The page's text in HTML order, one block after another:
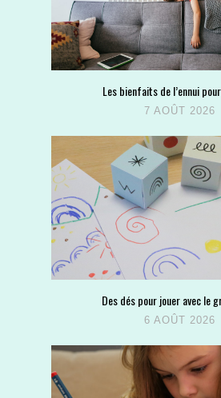
Les bienfaits de l’ennui
7 AOÛT 2026
Des dés pour jouer avec le
6 AOÛT 2026